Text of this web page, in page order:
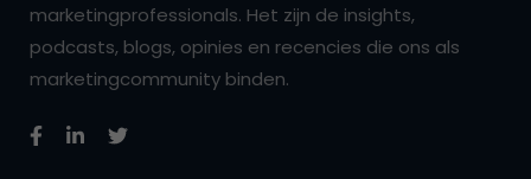
marketingprofessionals. Het zijn de insights,
podcasts, blogs, opinies en recencies die ons als
marketingcommunity binden.